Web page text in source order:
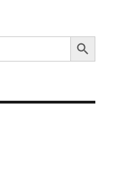
SEARCH BUTTON